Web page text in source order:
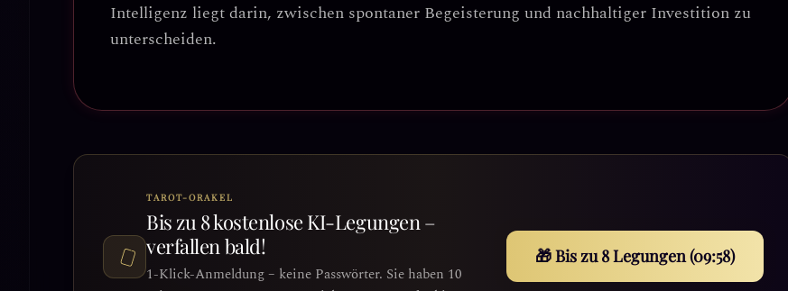
Intelligenz liegt darin, zwischen spontaner Begeisterung und nachhaltiger Investition zu
unterscheiden.
TAROT-ORAKEL
Bis zu 8 kostenlose KI-Legungen –
verfallen bald!
1-Klick-Anmeldung – keine Passwörter. Sie haben 10
🎁 Bis zu 8 Legungen (09:55)